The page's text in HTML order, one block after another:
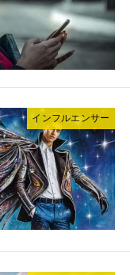
インフルエンサー